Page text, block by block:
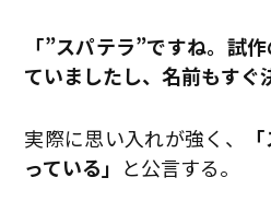
「”スパテラ”ですね。試
ていましたし、名前もすぐ
実際に思い入れが強く、
っている」 と公言する。